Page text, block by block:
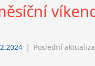
| Poslední